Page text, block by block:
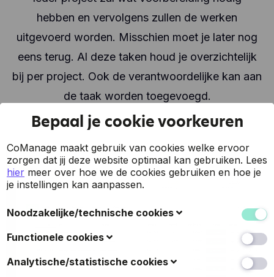
hebben en vervolgens zullen de werken
uitgevoerd worden. Misschien moet je later nog
eens terug. Al deze taken houd je overzichtelijk
bij per project. Ook de verantwoordelijke kan aan
de taak worden toegevoegd.
Bepaal je cookie voorkeuren
CoManage maakt gebruik van cookies welke ervoor
zorgen dat jij deze website optimaal kan gebruiken. Lees
hier meer over hoe we de cookies gebruiken en hoe je
je instellingen kan aanpassen.
Noodzakelijke/technische cookies
Deze cookies verzamelen gegevens om de
gebruiksvriendelijkheid van de website en de ervaring
van de bezoekers te verbeteren (zoals u herkennen
wanneer u terugkeert naar de website, uw
Functionele cookies
Ook bekend als 'voorkeurscookies': met deze cookies
kan een website keuzes onthouden die u in het
Analytische/statistische cookies